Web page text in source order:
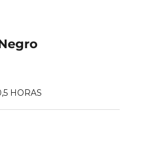
HORAS
Cuero Animal Print